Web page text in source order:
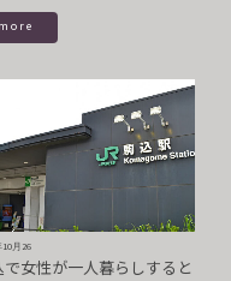
more
10月26
で女性が一人暮らしすると